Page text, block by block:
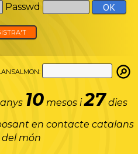
Passwd
anys 10 mesos i27 dies
en contacte catalans
món